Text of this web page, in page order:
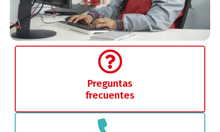
Preguntas
frecuentes